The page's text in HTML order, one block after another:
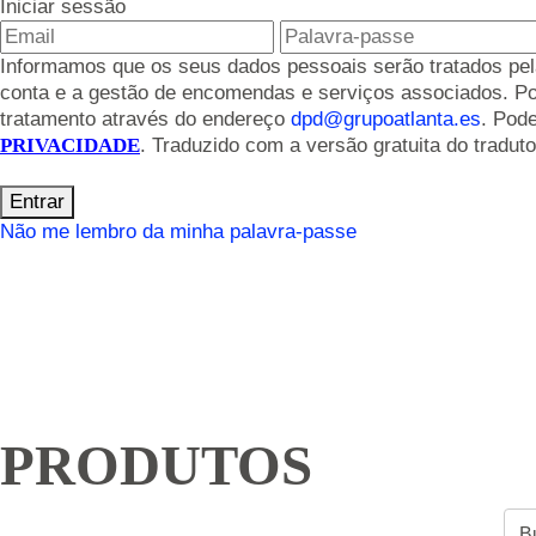
Iniciar sessão
Informamos que os seus dados pessoais serão tratados
conta e a gestão de encomendas e serviços associados.
tratamento através do endereço dpd@grupoatlanta.es.
PRIVACIDADE. Traduzido com a versão gratuita do
Entrar
Não me lembro da minha palavra-passe
PRODUTOS